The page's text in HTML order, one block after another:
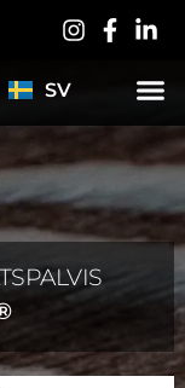
SV
ES